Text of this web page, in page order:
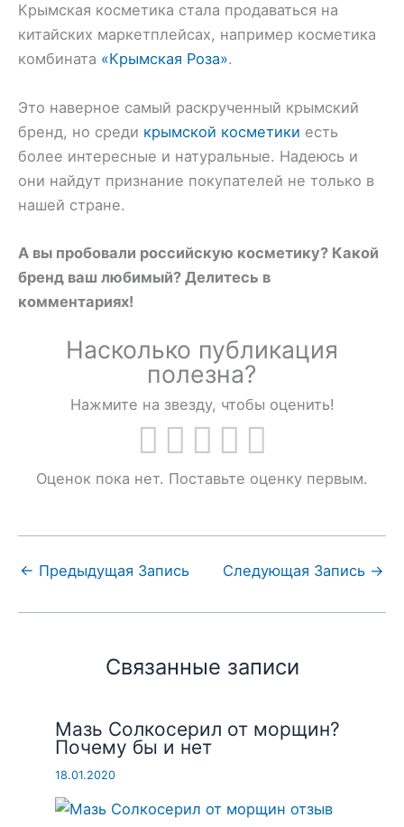
Крымская косметика стала продаваться на
китайских маркетплейсах, например косметика
комбината «Крымская Роза».
Это наверное самый раскрученный крымский
бренд, но среди крымской косметики есть
более интересные и натуральные. Надеюсь и
они найдут признание покупателей не только в
нашей стране.
А вы пробовали российскую косметику? Какой
бренд ваш любимый? Делитесь в
комментариях!
Насколько публикация
полезна?
Нажмите на звезду, чтобы оценить!
Оценок пока нет. Поставьте оценку первым.
← Предыдущая Запись Следующая Запись →
Связанные записи
Мазь Солкосерил от морщин?
Почему бы и нет
18.01.2020